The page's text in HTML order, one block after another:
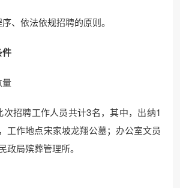
序、依法依规招聘的原则。
件
量
招聘工作人员共计3名，其中，出纳1
工作地点宋家坡龙翔公墓；办公室文员
政局殡葬管理所。